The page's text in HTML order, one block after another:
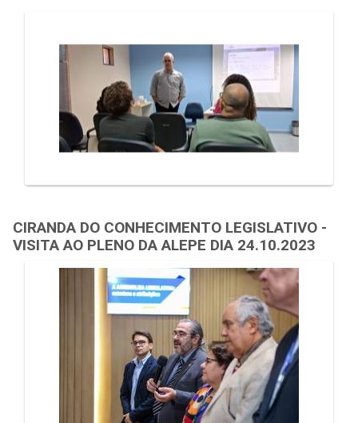
CIRANDA DO CONHECIMENTO LEGISLATIVO -
VISITA AO PLENO DA ALEPE DIA 24.10.2023
Galeria de Mídias